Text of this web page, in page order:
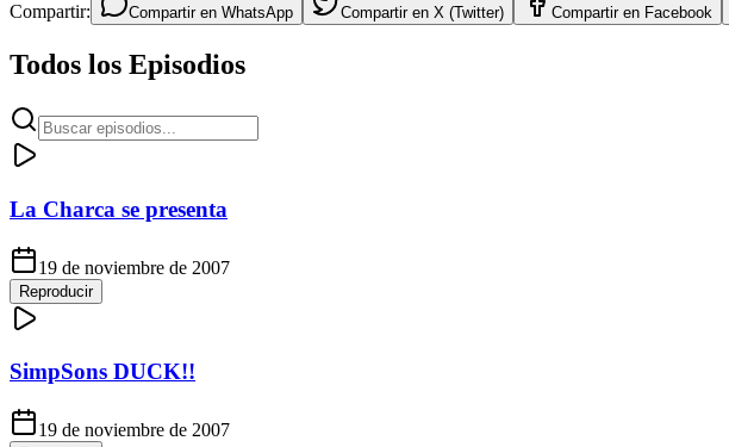
Compartir: Compartir en WhatsApp Compartir en X (Twitter) Compartir en Facebook
Todos los Episodios
La Charca se presenta
19 de noviembre de 2007
Reproducir
SimpSons DUCK!!
19 de noviembre de 2007